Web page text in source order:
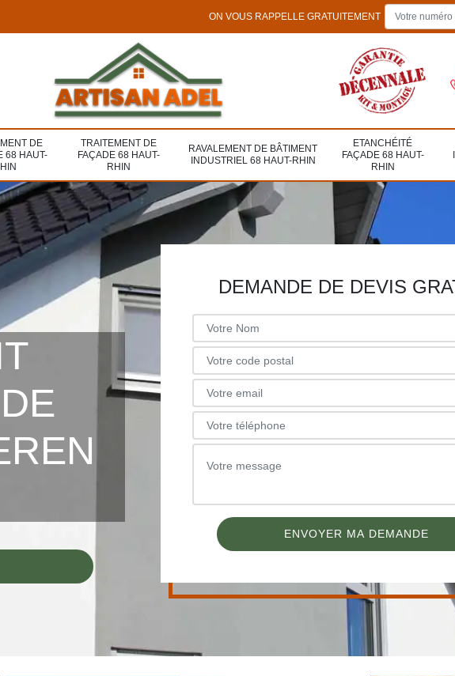
ON VOUS RAPPELLE GRATUITEMENT
DE
68 HAUT-
TRAITEMENT DE
FAÇADE 68 HAUT-
RHIN
RAVALEMENT DE BÂTIMENT
INDUSTRIEL 68 HAUT-RHIN
ETANCHÉITÉ
FAÇADE 68 HAUT-
RHIN
DEMANDE DE DEVIS